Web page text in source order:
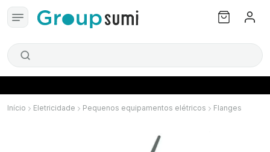
Início Eletricidade Pequenos equipamentos elétricos Flanges